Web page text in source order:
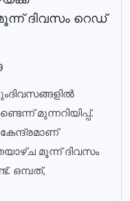
ദിവസം റെഡ്
മുന്നറിയിപ്പ്.
മൂന്ന് ദിവസം
ഒമ്പത്,